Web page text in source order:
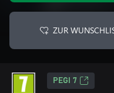
ZUR
PEGI 7